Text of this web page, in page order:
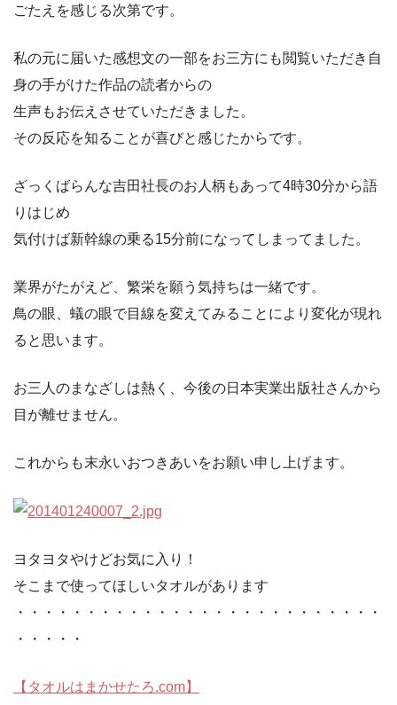
ごたえを感じる次第です。
私の元に届いた感想文の一部をお三方にも閲覧いただき自
身の手がけた作品の読者からの
生声もお伝えさせていただきました。
その反応を知ることが喜びと感じたからです。
ざっくばらんな吉田社長のお人柄もあって4時30分から語
りはじめ
気付けば新幹線の乗る15分前になってしまってました。
業界がたがえど、繁栄を願う気持ちは一緒です。
鳥の眼、蟻の眼で目線を変えてみることにより変化が現れ
ると思います。
お三人のまなざしは熱く、今後の日本実業出版社さんから
目が離せません。
これからも末永いおつきあいをお願い申し上げます。
ヨタヨタやけどお気に入り！
そこまで使ってほしいタオルがあります
・・・・・・・・・・・・・・・・・・・・・・・・・・
・・・・・
【タオルはまかせたろ.com】